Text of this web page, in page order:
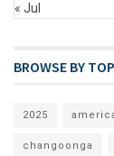
« Jul
BROWSE BY
2025
changoonga